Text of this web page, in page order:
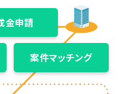
案件マッチング
金申請